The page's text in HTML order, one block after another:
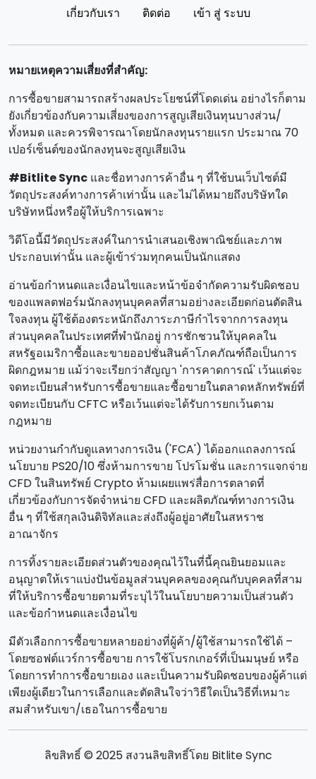
เกี่ยวกับเรา ติดต่อ เข้า สู่ ระบบ
หมายเหตุความเสี่ยงที่สําคัญ:
การซื้อขายสามารถสร้างผลประโยชน์ที่โดดเด่น อย่างไรก็ตาม
ยังเกี่ยวข้องกับความเสี่ยงของการสูญเสียเงินทุนบางส่วน/
ทั้งหมด และควรพิจารณาโดยนักลงทุนรายแรก ประมาณ 70
เปอร์เซ็นต์ของนักลงทุนจะสูญเสียเงิน
#Bitlite Sync และชื่อทางการค้าอื่น ๆ ที่ใช้บนเว็บไซต์มี
วัตถุประสงค์ทางการค้าเท่านั้น และไม่ได้หมายถึงบริษัทใด
บริษัทหนึ่งหรือผู้ให้บริการเฉพาะ
วิดีโอนี้มีวัตถุประสงค์ในการนําเสนอเชิงพาณิชย์และภาพ
ประกอบเท่านั้น และผู้เข้าร่วมทุกคนเป็นนักแสดง
อ่านข้อกําหนดและเงื่อนไขและหน้าข้อจํากัดความรับผิดชอบ
ของแพลตฟอร์มนักลงทุนบุคคลที่สามอย่างละเอียดก่อนตัดสิน
ใจลงทุน ผู้ใช้ต้องตระหนักถึงภาระภาษีกําไรจากการลงทุน
ส่วนบุคคลในประเทศที่พํานักอยู่ การชักชวนให้บุคคลใน
สหรัฐอเมริกาซื้อและขายออปชั่นสินค้าโภคภัณฑ์ถือเป็นการ
ผิดกฎหมาย แม้ว่าจะเรียกว่าสัญญา 'การคาดการณ์' เว้นแต่จะ
จดทะเบียนสําหรับการซื้อขายและซื้อขายในตลาดหลักทรัพย์ที่
จดทะเบียนกับ CFTC หรือเว้นแต่จะได้รับการยกเว้นตาม
กฎหมาย
หน่วยงานกํากับดูแลทางการเงิน ('FCA') ได้ออกแถลงการณ์
นโยบาย PS20/10 ซึ่งห้ามการขาย โปรโมชั่น และการแจกจ่าย
CFD ในสินทรัพย์ Crypto ห้ามเผยแพร่สื่อการตลาดที่
เกี่ยวข้องกับการจัดจําหน่าย CFD และผลิตภัณฑ์ทางการเงิน
อื่น ๆ ที่ใช้สกุลเงินดิจิทัลและส่งถึงผู้อยู่อาศัยในสหราช
อาณาจักร
การทิ้งรายละเอียดส่วนตัวของคุณไว้ในที่นี้คุณยินยอมและ
อนุญาตให้เราแบ่งปันข้อมูลส่วนบุคคลของคุณกับบุคคลที่สาม
ที่ให้บริการซื้อขายตามที่ระบุไว้ในนโยบายความเป็นส่วนตัว
และข้อกําหนดและเงื่อนไข
มีตัวเลือกการซื้อขายหลายอย่างที่ผู้ค้า/ผู้ใช้สามารถใช้ได้ –
โดยซอฟต์แวร์การซื้อขาย การใช้โบรกเกอร์ที่เป็นมนุษย์ หรือ
โดยการทําการซื้อขายเอง และเป็นความรับผิดชอบของผู้ค้าแต่
เพียงผู้เดียวในการเลือกและตัดสินใจว่าวิธีใดเป็นวิธีที่เหมาะ
สมสําหรับเขา/เธอในการซื้อขาย
ลิขสิทธิ์ © 2025 สงวนลิขสิทธิ์โดย Bitlite Sync